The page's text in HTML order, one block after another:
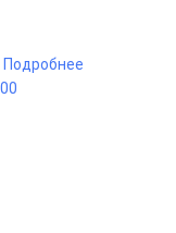
Подробнее